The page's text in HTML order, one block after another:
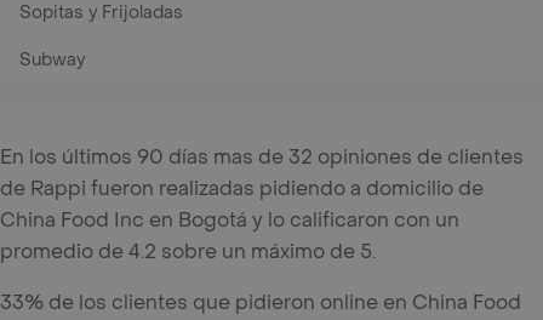
Sopitas y Frijoladas
Subway
En los últimos 90 días mas de 32 opiniones de clientes
de Rappi fueron realizadas pidiendo a domicilio de
China Food Inc en Bogotá y lo calificaron con un
promedio de 4.2 sobre un máximo de 5.
33% de los clientes que pidieron online en China Food